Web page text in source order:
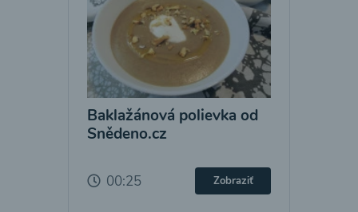
Baklažánová polievka od
Snědeno.cz
00:25 Zobraziť